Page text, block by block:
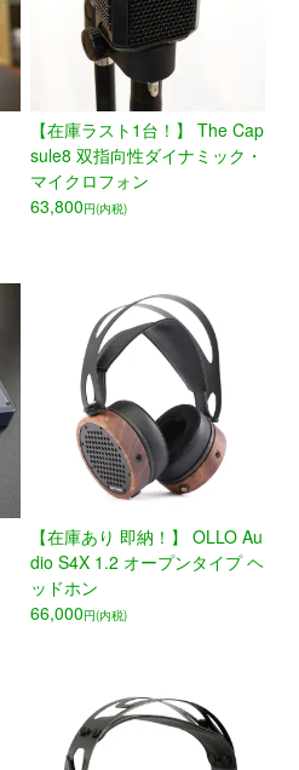
【在庫ラスト1台！】 The Cap
sule8 双指向性ダイナミック・
マイクロフォン
63,800円(内税)
【在庫あり 即納！】 OLLO Au
dio S4X 1.2 オープンタイプ ヘ
ッドホン
66,000円(内税)